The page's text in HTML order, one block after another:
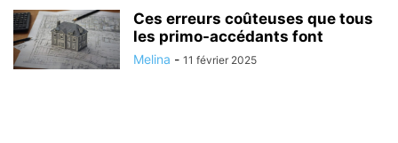
Ces erreurs coûteuses que tous
les primo-accédants font
Melina - 11 février 2025